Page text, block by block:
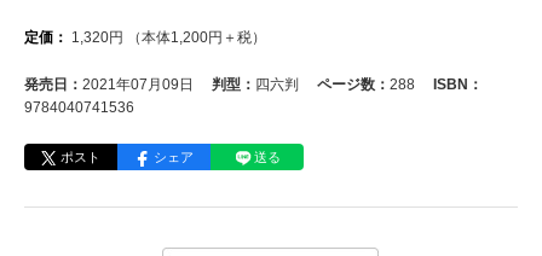
定価： 1,320円 （本体1,200円＋税）
発売日： 2021年07月09日 判型： 四六判 ページ数： 288
ISBN：
9784040741536
ポスト シェア 送る